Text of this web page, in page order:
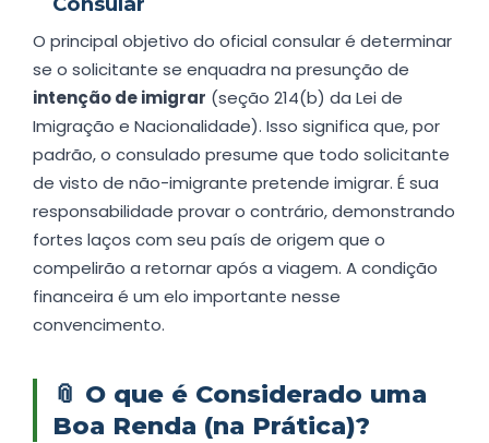
O principal objetivo do oficial consular é determinar
se o solicitante se enquadra na presunção de
intenção de imigrar (seção 214(b) da Lei de
Imigração e Nacionalidade). Isso significa que, por
padrão, o consulado presume que todo solicitante
de visto de não-imigrante pretende imigrar. É sua
responsabilidade provar o contrário, demonstrando
fortes laços com seu país de origem que o
compelirão a retornar após a viagem. A condição
financeira é um elo importante nesse
convencimento.
📎 O que é Considerado uma
Boa Renda (na Prática)?